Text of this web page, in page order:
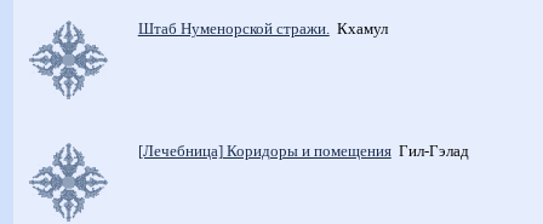
Штаб Нуменорской стражи. Кхамул
[Лечебница] Коридоры и помещения Гил-Гэлад